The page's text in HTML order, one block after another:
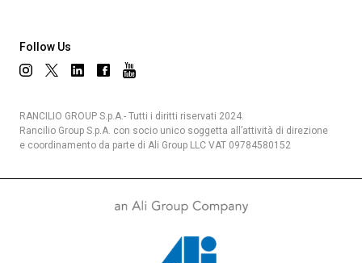
Follow Us
RANCILIO GROUP S.p.A.- Tutti i diritti riservati 2024.
Rancilio Group S.p.A. con socio unico soggetta all’attività di direzione
e coordinamento da parte di Ali Group LLC VAT 09784580152